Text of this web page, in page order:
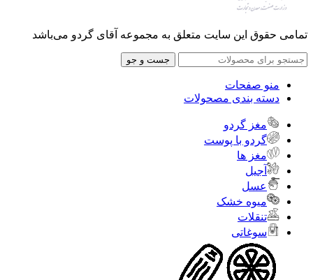
تمامی حقوق این سایت متعلق به مجموعه آقای گردو می‌باشد
جست و جو
منو صفحات
دسته بندی مصحولات
مغز گردو
گردو با پوست
مغز ها
آجیل
عسل
میوه خشک
تنقلات
سوغاتی